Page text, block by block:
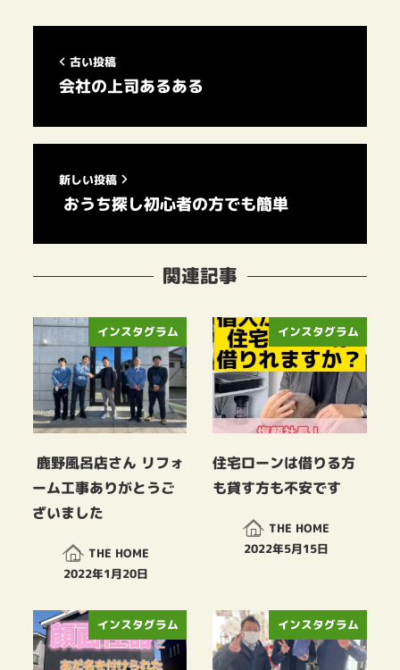
古い投稿
会社の上司あるある
新しい投稿
⁡ おうち探し初心者の方でも簡単
関連記事
インスタグラム
⁡ 鹿野風呂店さん リフォ
ーム工事ありがとうご
ざいました ⁡
THE HOME
投稿日
2022年1月20日
インスタグラム
住宅ローンは借りる方
も貸す方も不安です
THE HOME
投稿日
2022年5月15日
インスタグラム インスタグラム